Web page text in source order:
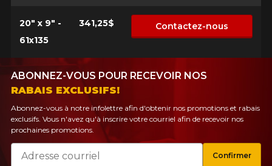
20" x 9" -
61x135
341,25$ Contactez-nous
ABONNEZ-VOUS POUR RECEVOIR NOS
RABAIS EXCLUSIFS!
Abonnez-vous à notre infolettre afin d'obtenir nos promotions et rabais
exclusifs. Vous n'avez qu'à inscrire votre courriel afin de recevoir nos
prochaines promotions.
Courriel
Confirmer